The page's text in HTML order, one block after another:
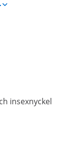
insexnyckel